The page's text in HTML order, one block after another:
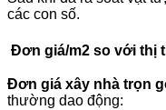
các con số.
Đơn giá/m2 so với thị
Đơn giá xây nhà trọn
thường dao động: